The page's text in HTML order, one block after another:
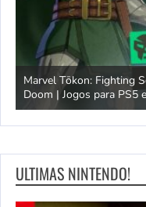
Marvel Tōkon: Fighting
Doom | Jogos para PS5
ULTIMAS NINTENDO!